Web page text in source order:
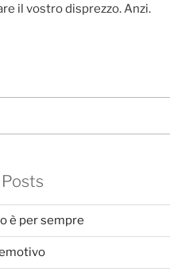
il vostro disprezzo. Anzi.
è per sempre